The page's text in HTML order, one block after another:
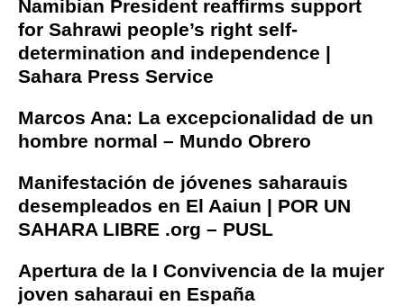
Namibian President reaffirms support
for Sahrawi people’s right self-
determination and independence |
Sahara Press Service
Marcos Ana: La excepcionalidad de un
hombre normal – Mundo Obrero
Manifestación de jóvenes saharauis
desempleados en El Aaiun | POR UN
SAHARA LIBRE .org – PUSL
Apertura de la I Convivencia de la mujer
joven saharaui en España